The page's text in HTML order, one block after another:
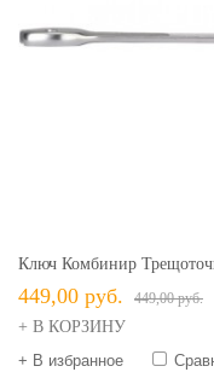
Ключ Комбинир
449,00 руб. 449,00 руб.
+ В КОРЗИНУ
+ В избранное